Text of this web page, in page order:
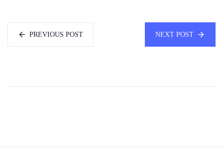
PREVIOUS POST NEXT POST